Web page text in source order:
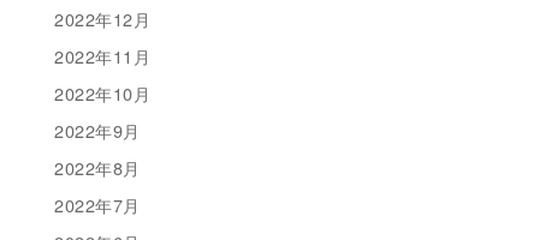
2022年12月
2022年11月
2022年10月
2022年9月
2022年8月
2022年7月